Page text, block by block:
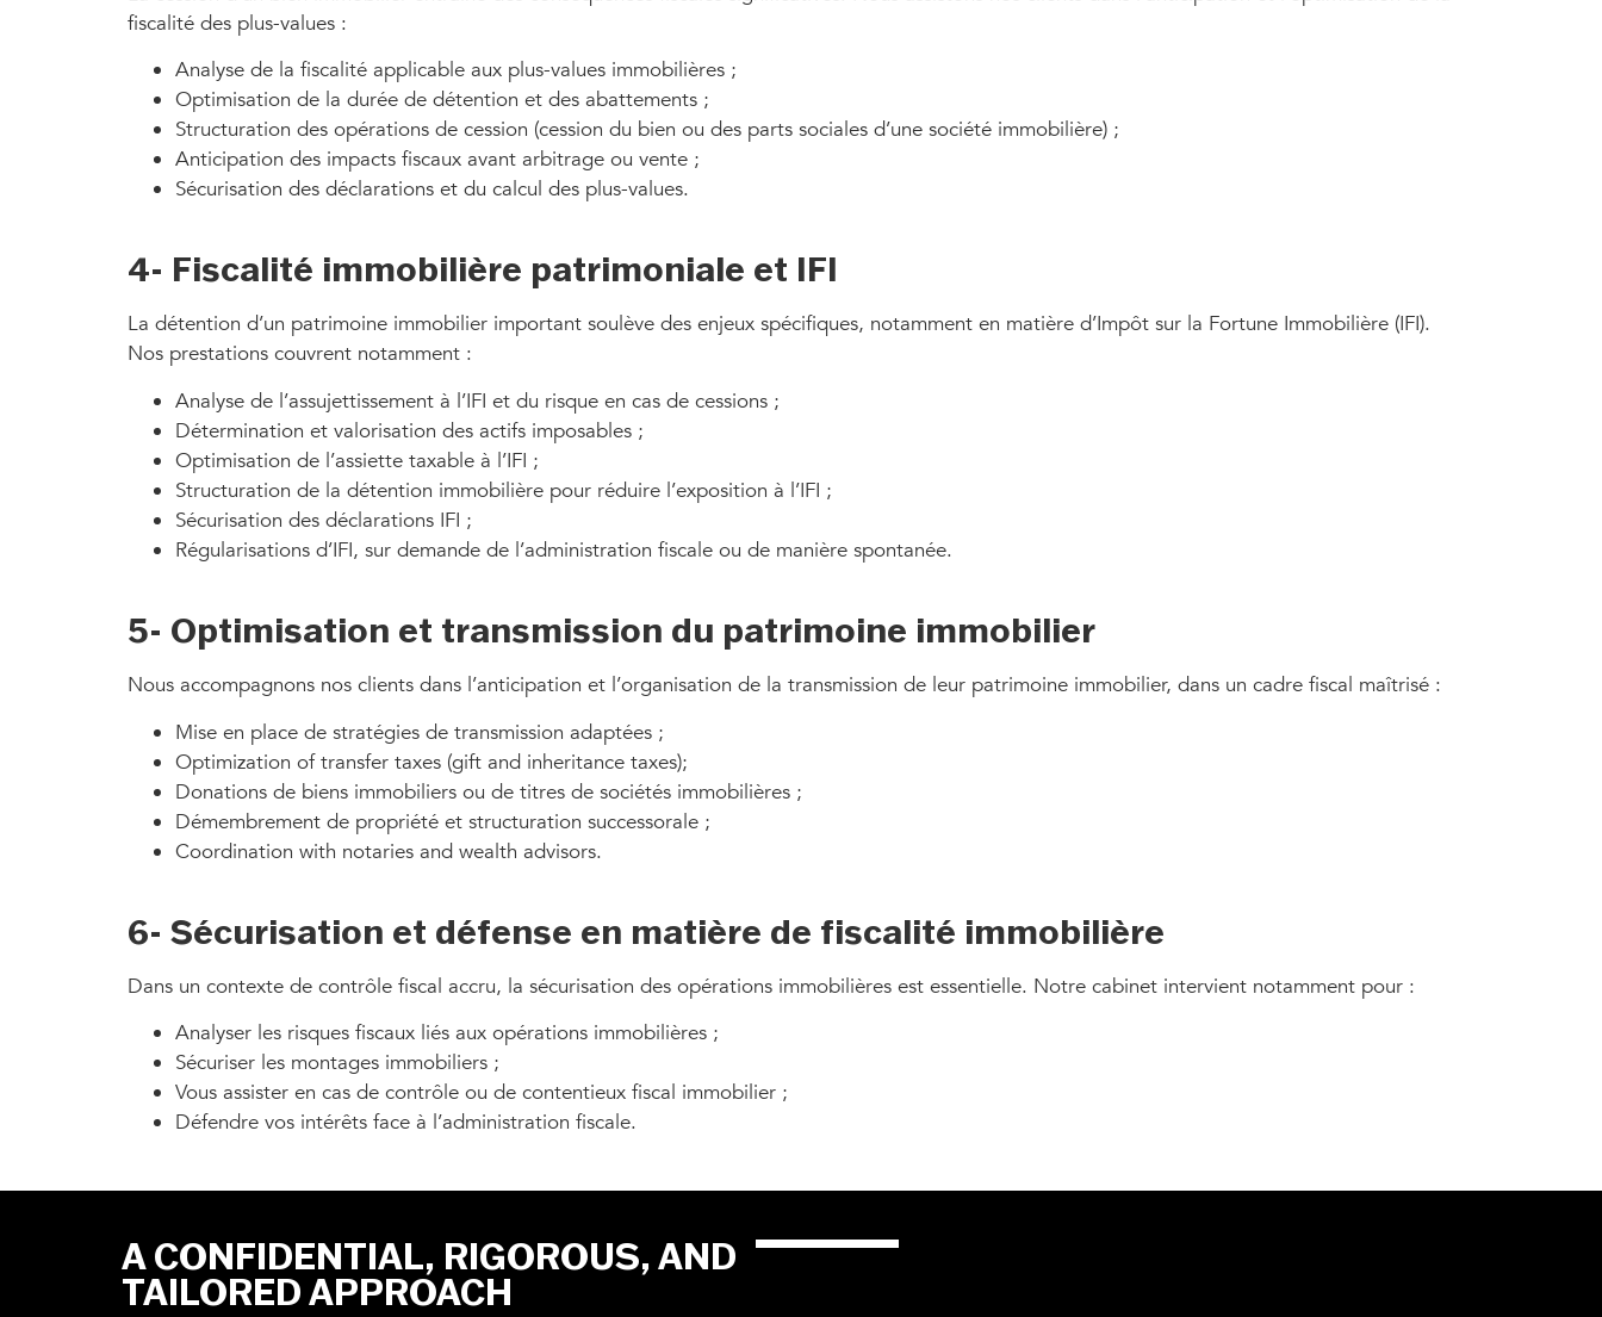
fiscalité des plus-values :
Analyse de la fiscalité applicable aux plus-values immobilières ;
Optimisation de la durée de détention et des abattements ;
Structuration des opérations de cession (cession du bien ou des parts sociales d’une société immobilière) ;
Anticipation des impacts fiscaux avant arbitrage ou vente ;
Sécurisation des déclarations et du calcul des plus-values.
4- Fiscalité immobilière patrimoniale et IFI
La détention d’un patrimoine immobilier important soulève des enjeux spécifiques, notamment en matière d’Impôt sur la Fortune Immobilière (IFI).
Nos prestations couvrent notamment :
Analyse de l’assujettissement à l’IFI et du risque en cas de cessions ;
Détermination et valorisation des actifs imposables ;
Optimisation de l’assiette taxable à l’IFI ;
Structuration de la détention immobilière pour réduire l’exposition à l’IFI ;
Sécurisation des déclarations IFI ;
Régularisations d’IFI, sur demande de l’administration fiscale ou de manière spontanée.
5- Optimisation et transmission du patrimoine immobilier
Nous accompagnons nos clients dans l’anticipation et l’organisation de la transmission de leur patrimoine immobilier, dans un cadre fiscal maîtrisé :
Mise en place de stratégies de transmission adaptées ;
Optimization of transfer taxes (gift and inheritance taxes);
Donations de biens immobiliers ou de titres de sociétés immobilières ;
Démembrement de propriété et structuration successorale ;
Coordination with notaries and wealth advisors.
6- Sécurisation et défense en matière de fiscalité immobilière
Dans un contexte de contrôle fiscal accru, la sécurisation des opérations immobilières est essentielle. Notre cabinet intervient notamment pour :
Analyser les risques fiscaux liés aux opérations immobilières ;
Sécuriser les montages immobiliers ;
Vous assister en cas de contrôle ou de contentieux fiscal immobilier ;
Défendre vos intérêts face à l’administration fiscale.
A CONFIDENTIAL, RIGOROUS, AND
TAILORED APPROACH